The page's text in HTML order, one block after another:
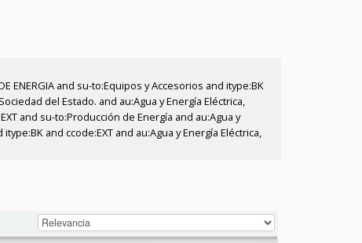
ENERGIA and su-to:Equipos y Accesorios and itype:BK
del Estado. and au:Agua y Energía Eléctrica,
and su-to:Producción de Energía and au:Agua y
and ccode:EXT and au:Agua y Energía Eléctrica,